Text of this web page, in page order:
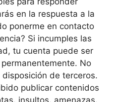
en la respuesta a la
ponerme en contacto
Si incumples las
tu cuenta puede ser
No
de terceros.
publicar contenidos
insultos, amenazas,